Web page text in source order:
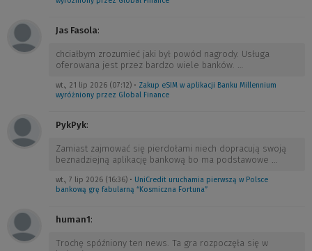
Jas Fasola:
chciałbym zrozumieć jaki był powód nagrody. Usługa
oferowana jest przez bardzo wiele banków. …
wt., 21 lip 2026 (07:12) • Zakup eSIM w aplikacji Banku Millennium
wyróżniony przez Global Finance
PykPyk:
Zamiast zajmować się pierdołami niech dopracują swoją
beznadziejną aplikację bankową bo ma podstawowe …
wt., 7 lip 2026 (16:36) • UniCredit uruchamia pierwszą w Polsce
bankową grę fabularną “Kosmiczna Fortuna”
human1:
Trochę spóźniony ten news. Ta gra rozpoczęła się w